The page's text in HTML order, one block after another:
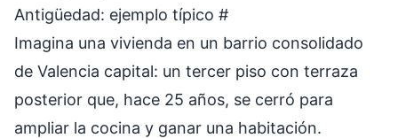
Antigüedad: ejemplo típico #
Imagina una vivienda en un barrio consolidado
de Valencia capital: un tercer piso con terraza
posterior que, hace 25 años, se cerró para
ampliar la cocina y ganar una habitación.